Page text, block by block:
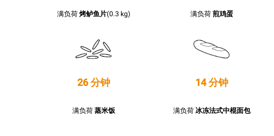
满负荷烤鲈鱼片(0.3 kg) 满负荷煎鸡蛋
26 分钟
满负荷蒸米饭
14 分钟
满负荷 冰冻法式中棍面包